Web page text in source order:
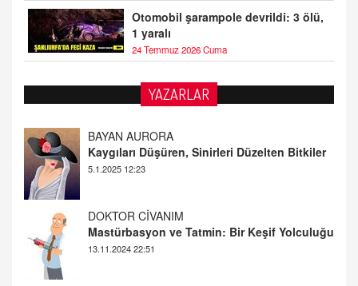
Otomobil şarampole devrildi: 3 ölü,
1 yaralı
24 Temmuz 2026 Cuma
YAZARLAR
DOKTOR CİVANIM
Mastürbasyon ve Tatmin: Bir Keşif Yolculuğu
13.11.2024 22:51
ALİ EFENDİ
Adana At Yarışı Tahminleri | 21 Aralık
Cumartesi